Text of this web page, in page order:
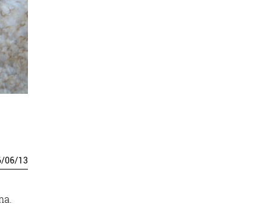
/06/13